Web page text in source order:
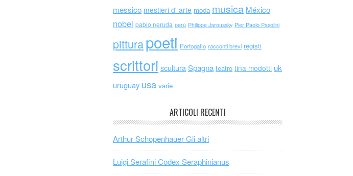
messico mestieri d' arte moda musica México
nobel pablo neruda perù Philippe Jaroussky Pier Paolo Pasolini
pitturapoeti Portogallo racconti brevi registi
scrittori scultura Spagna teatro tina modotti uk
uruguay usa varie
ARTICOLI RECENTI
Arthur Schopenhauer Gli altri
Luigi Serafini Codex Seraphinianus